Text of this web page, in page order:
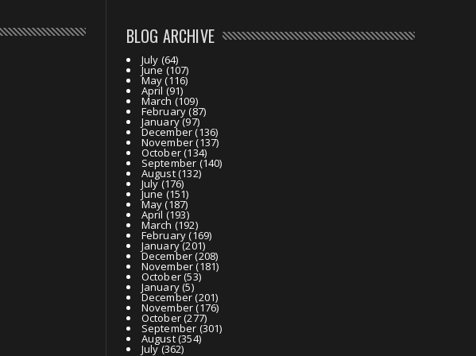
BLOG ARCHIVE
July (64)
June(107)
May(116)
April (91)
March (109)
February(87)
January(97)
December(136)
November(137)
October(134)
September (140)
August(132)
July(176)
June(151)
May(187)
April (193)
March (192)
February(169)
January(201)
December(208)
November(181)
October(53)
January(5)
December(201)
November(176)
October(277)
September (301)
August(354)
July(362)